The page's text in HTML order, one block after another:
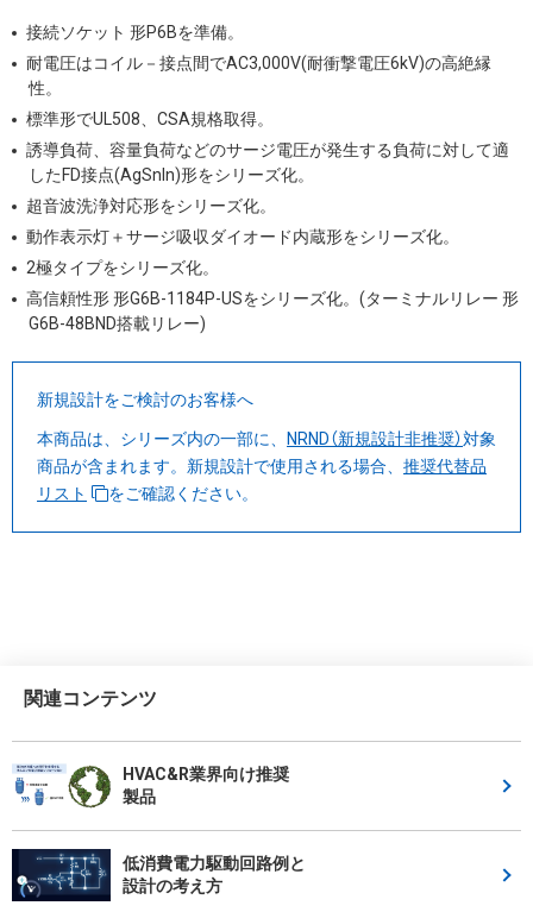
接続ソケット 形P6Bを準備。
耐電圧はコイル－接点間でAC3,000V(耐衝撃電圧6kV)の高絶縁
性。
標準形でUL508、CSA規格取得。
誘導負荷、容量負荷などのサージ電圧が発生する負荷に対して適
したFD接点(AgSnIn)形をシリーズ化。
超音波洗浄対応形をシリーズ化。
動作表示灯＋サージ吸収ダイオード内蔵形をシリーズ化。
2極タイプをシリーズ化。
高信頼性形 形G6B-1184P-USをシリーズ化。(ターミナルリレー 形
G6B-48BND搭載リレー)
新規設計をご検討のお客様へ
本商品は、シリーズ内の一部に、 NRND（新規設計非推奨）対象
商品が含まれます。 新規設計で使用される場合、 推奨代替品
リスト
をご確認ください。
関連コンテンツ
HVAC&R業界向け推奨
製品
低消費電力駆動回路例と
設計の考え方